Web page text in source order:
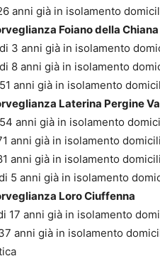
anni già in isolamento
Foiano della Chiana
3 anni già in isolamento
8 anni già in isolamento
anni già in isolamento
Laterina Pergine
anni già in isolamento
anni già in isolamento
anni già in isolamento
5 anni già in isolamento
Loro Ciuffenna
17 anni già in isolamento
anni già in isolamento